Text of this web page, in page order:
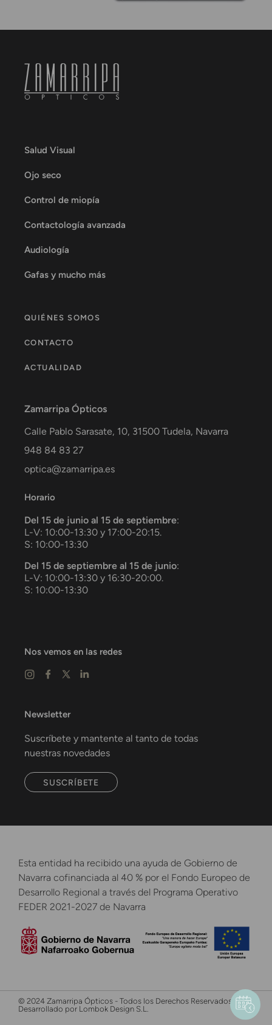
Salud Visual
Ojo seco
Control de miopía
Contactología avanzada
Audiología
Gafas y mucho más
QUIÉNES SOMOS
CONTACTO
ACTUALIDAD
Zamarripa Ópticos
Calle Pablo Sarasate, 10, 31500 Tudela, Navarra
948 84 83 27
optica@zamarripa.es
Horario
Del 15 de junio al 15 de septiembre:
L-V: 10:00-13:30 y 17:00-20:15.
S: 10:00-13:30
Del 15 de septiembre al 15 de junio:
L-V: 10:00-13:30 y 16:30-20:00.
S: 10:00-13:30
Nos vemos en las redes
Newsletter
Suscríbete y mantente al tanto de todas
nuestras novedades
SUSCRÍBETE
Esta entidad ha recibido una ayuda de Gobierno de
Navarra cofinanciada al 40 % por el Fondo Europeo de
Desarrollo Regional a través del Programa Operativo
FEDER 2021-2027 de Navarra
© 2024 Zamarripa Ópticos - Todos los Derechos Reservados -
Desarrollado por Lombok Design S.L.